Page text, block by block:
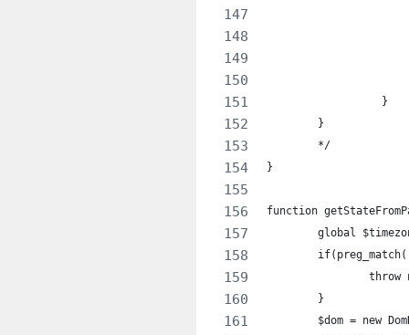
		  }
	}
	*/
}
function
global
	}
$dom = new